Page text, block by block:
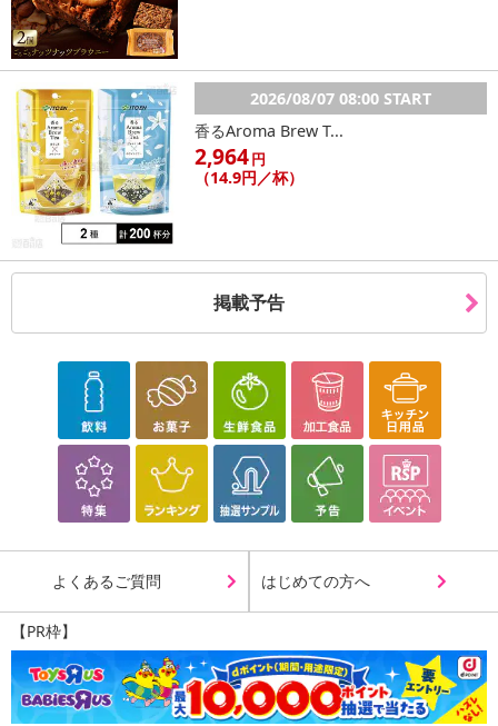
【賞味・消費期限のある商品について】
商品到着時点でのお日持ち期間は、配送日数などにより異なります
のでご了承ください。
【キャンセルについて】
※お申込み後のキャンセルはお受けできません。
記載されている内容を必ずご確認いただき、お届けする商品セット
にご納得いただきましたうえでお申し込みください。
※パッケージ変更や商品リニューアル（成分など含む）等により、
参考の掲載画像や画像内のバーコードなど、お届け商品と多少異な
る場合がございます。
また、[新たな加工食品の原料原産地表示制度]の経過措置期間の終
了により、商品詳細内に記載の原産国・原材料の表記が旧表記の場
あらかじめご了承いただいた上でお申込みください。なお、本理由
によるお申込み後のキャンセル・返品交換は対応いたしかねます。
【お支払いについて】
※送料はお試し費用に含まれております。
※d払い、PayPay、au PAY、au PAY（auかんたん決済）、ソフトバ
※予約商品は決済手段ごとに定められた決済期限日にお支払いを完
了することがございます。ご了承いただいたうえでお申し込みくだ
さい。
【配送伝票番号について】
※配送形態がメール便の商品については、商品の発送完了後、配送
2026/08/07 08:00 START
香るAroma Brew T...
2,964円
（14.9円／杯）
掲載予告
よくあるご質問 はじめての方へ
【PR枠】